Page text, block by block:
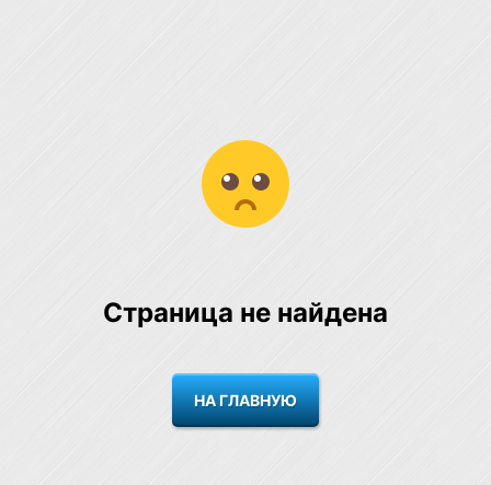
Страница не найдена
НА ГЛАВНУЮ